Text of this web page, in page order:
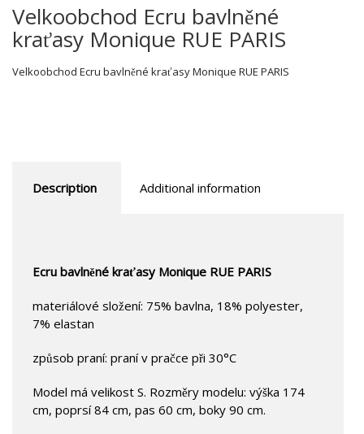
Velkoobchod Ecru bavlněné
kraťasy Monique RUE PARIS
Velkoobchod Ecru bavlněné kraťasy Monique RUE PARIS
Description Additional information
Ecru bavlněné kraťasy Monique RUE PARIS
materiálové složení: 75% bavlna, 18% polyester,
7% elastan
způsob praní: praní v pračce při 30°C
Model má velikost S. Rozměry modelu: výška 174
cm, poprsí 84 cm, pas 60 cm, boky 90 cm.